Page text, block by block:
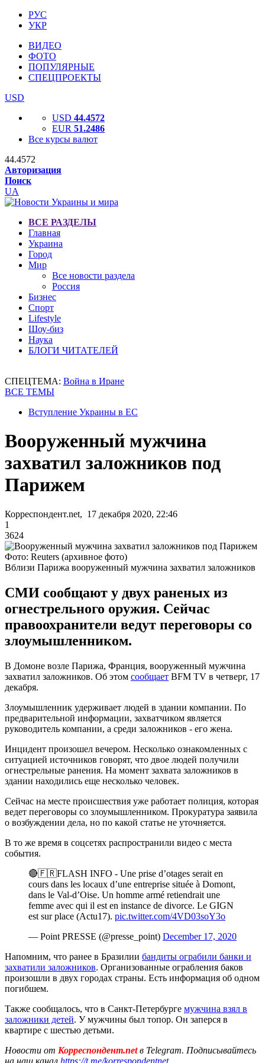
РУС
УКР
ВИДЕО
ФОТО
ПОПУЛЯРНЫЕ
СПЕЦПРОЕКТЫ
USD
USD 44.4572
EUR 51.2486
Все курсы валют
44.4572
Авторизация
Поиск
UA
ВСЕ РАЗДЕЛЫ
Главная
Украина
Город
Мир
Все новости раздела
Россия
Бизнес
Спорт
Lifestyle
Шоу-биз
Наука
БЛОГИ ЧИТАТЕЛЕЙ
СПЕЦТЕМА: Война в Иране
ВСЕ ТЕМЫ
Вступление Украины в ЕС
Вооруженный мужчина
захватил заложников под
Парижем
Корреспондент.net, 17 декабря 2020, 22:46
1
3624
Фото: Reuters (архивное фото)
Вблизи Парижа вооруженный мужчина захватил заложников
СМИ сообщают у двух раненых из
огнестрельного оружия. Сейчас
правоохранители ведут переговоры со
злоумышленником.
В Домоне возле Парижа, Франция, вооруженный мужчина
захватил заложников. Об этом сообщает BFM TV в четверг, 17
декабря.
Злоумышленник удерживает людей в здании компании. По
предварительной информации, захватчиком является
руководитель компании, а среди заложников - его жена.
Инцидент произошел вечером. Несколько ознакомленных с
ситуацией источников говорят, что двое людей получили
огнестрельные ранения. На момент захвата заложников в
здании находились еще несколько человек.
Сейчас на месте происшествия уже работает полиция, которая
ведет переговоры со злоумышленником. Прокуратура заявила
о возбуждении дела, но по какой статье не уточняется.
В то же время в соцсетях распространили видео с места
события.
🔴🇫🇷FLASH INFO - Une prise d’otages serait en
cours dans les locaux d’une entreprise située à Domont,
dans le Val-d’Oise. Un homme armé retiendrait une
femme avec qui il est en instance de divorce. Le GIGN
est sur place (Actu17). pic.twitter.com/4VD03soY3o
— Point PRESSE (@presse_point) December 17, 2020
Напомним, что ранее в Бразилии бандиты ограбили банки и
захватили заложников. Организованные ограбления баков
произошли в двух городах страны. Есть информация об одном
погибшем.
Также сообщалось, что в Санкт-Петербурге мужчина взял в
заложники детей. У мужчины был топор. Он заперся в
квартире с шестью детьми.
Новости от Корреспондент.netв Telegram. Подписывайтесь
на наш канал https://t.me/korrespondentnet